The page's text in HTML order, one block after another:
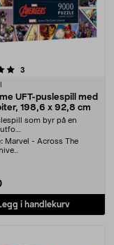
3
UFT-puslespill med
198,6 x 92,8 cm
som byr på en
Marvel - Across The
i handlekurv